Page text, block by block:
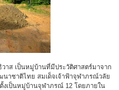
วาส เป็นหมู่บ้านที่มีประวัติศาสตร์มาจาก
าชาติไทย สมเด็จเจ้าฟ้าจุฬาภรณ์วลัย
เป็นหมู่บ้านจุฬาภรณ์ 12 โดยภายใน